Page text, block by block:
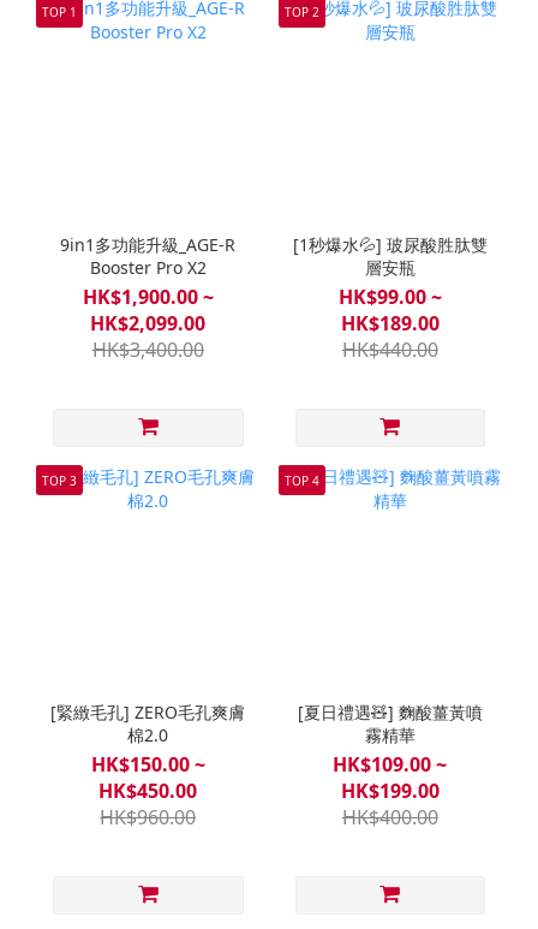
TOP 1
9in1多功能升級_AGE-R
Booster Pro X2
HK$1,900.00 ~
HK$2,099.00
HK$3,400.00
TOP 2
[1秒爆水💦] 玻尿酸胜肽雙
層安瓶
HK$99.00 ~
HK$189.00
HK$440.00
TOP 3
[緊緻毛孔] ZERO毛孔爽膚
棉2.0
HK$150.00 ~
HK$450.00
HK$960.00
TOP 4
[夏日禮遇🧸] 麴酸薑黃噴
霧精華
HK$109.00 ~
HK$199.00
HK$400.00